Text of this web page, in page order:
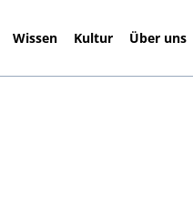
Wissen Kultur Über uns